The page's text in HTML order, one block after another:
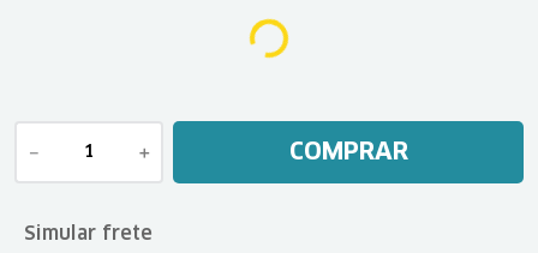
＋
－ COMPRAR